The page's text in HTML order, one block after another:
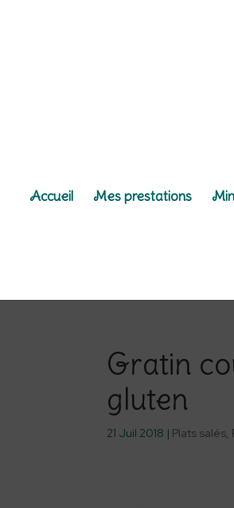
Accueil Mes prestations
Gratin
gluten
21 Juil 2018 | Plats salés,